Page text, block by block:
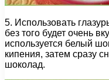
5. Использовать
без того будет очень
используется белый
кипения, затем сразу
шоколад.